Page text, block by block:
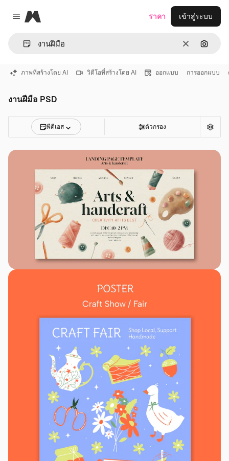
Close menu
Magnific
ชัดเจนค้นหา
ราคา เข้าสู่ระบบ
ภาพที่สร้างโดย AI วิดีโอที่สร้างโดย AI ออกแบบ การออกแบบ
งานฝีมือ PSD
พีดีเอส ตัวกรอง